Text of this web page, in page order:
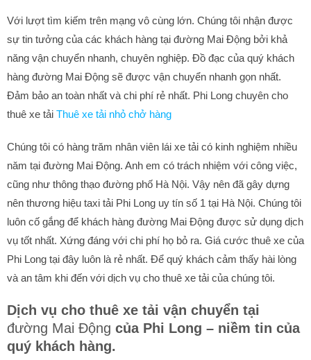
Với lượt tìm kiếm trên mạng vô cùng lớn. Chúng tôi nhận được
sự tin tưởng của các khách hàng tại đường Mai Động bởi khả
năng vận chuyển nhanh, chuyên nghiệp. Đồ đạc của quý khách
hàng đường Mai Động sẽ được vận chuyển nhanh gọn nhất.
Đảm bảo an toàn nhất và chi phí rẻ nhất. Phi Long chuyên cho
thuê xe tải Thuê xe tải nhỏ chở hàng
Chúng tôi có hàng trăm nhân viên lái xe tải có kinh nghiệm nhiều
năm tại đường Mai Động. Anh em có trách nhiệm với công việc,
cũng như thông thạo đường phố Hà Nội. Vậy nên đã gây dựng
nên thương hiệu taxi tải Phi Long uy tín số 1 tại Hà Nội. Chúng tôi
luôn cố gắng để khách hàng đường Mai Động được sử dụng dịch
vụ tốt nhất. Xứng đáng với chi phí họ bỏ ra. Giá cước thuê xe của
Phi Long tại đây luôn là rẻ nhất. Để quý khách cảm thấy hài lòng
và an tâm khi đến với dịch vụ cho thuê xe tải của chúng tôi.
Dịch vụ cho thuê xe tải vận chuyển tại
đường Mai Động của Phi Long – niềm tin của
quý khách hàng.